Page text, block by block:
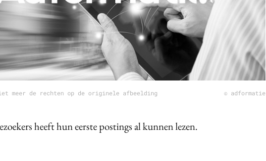
meer de rechten op de originele afbeelding © adformatie
heeft hun eerste postings al kunnen lezen.